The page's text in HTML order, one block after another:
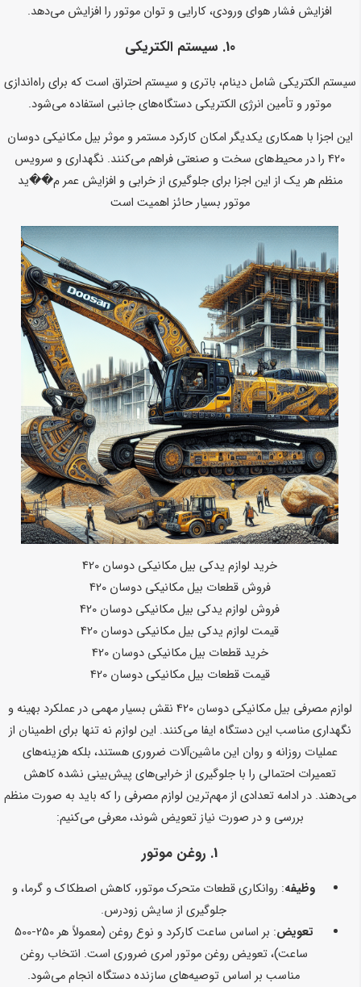
افزایش فشار هوای ورودی، کارایی و توان موتور را افزایش می‌دهد.
10. سیستم الکتریکی
سیستم الکتریکی شامل دینام، باتری و سیستم احتراق است که برای راه‌اندازی
موتور و تأمین انرژی الکتریکی دستگاه‌های جانبی استفاده می‌شود.
این اجزا با همکاری یکدیگر امکان کارکرد مستمر و موثر بیل مکانیکی دوسان
420 را در محیط‌های سخت و صنعتی فراهم می‌کنند. نگهداری و سرویس
منظم هر یک از این اجزا برای جلوگیری از خرابی و افزایش عمر م��ید
موتور بسیار حائز اهمیت است
خرید لوازم یدکی بیل مکانیکی دوسان 420
فروش قطعات بیل مکانیکی دوسان 420
فروش لوازم یدکی بیل مکانیکی دوسان 420
قیمت لوازم یدکی بیل مکانیکی دوسان 420
خرید قطعات بیل مکانیکی دوسان 420
قیمت قطعات بیل مکانیکی دوسان 420
لوازم مصرفی بیل مکانیکی دوسان 420 نقش بسیار مهمی در عملکرد بهینه و
نگهداری مناسب این دستگاه ایفا می‌کنند. این لوازم نه تنها برای اطمینان از
عملیات روزانه و روان این ماشین‌آلات ضروری هستند، بلکه هزینه‌های
تعمیرات احتمالی را با جلوگیری از خرابی‌های پیش‌بینی نشده کاهش
می‌دهند. در ادامه تعدادی از مهم‌ترین لوازم مصرفی را که باید به صورت منظم
بررسی و در صورت نیاز تعویض شوند، معرفی می‌کنیم:
1. روغن موتور
وظیفه: روانکاری قطعات متحرک موتور، کاهش اصطکاک و گرما، و
جلوگیری از سایش زودرس.
تعویض
: بر اساس ساعت کارکرد و نوع روغن (معمولاً هر 250-500
ساعت)، تعویض روغن موتور امری ضروری است. انتخاب روغن
مناسب بر اساس توصیه‌های سازنده دستگاه انجام می‌شود.